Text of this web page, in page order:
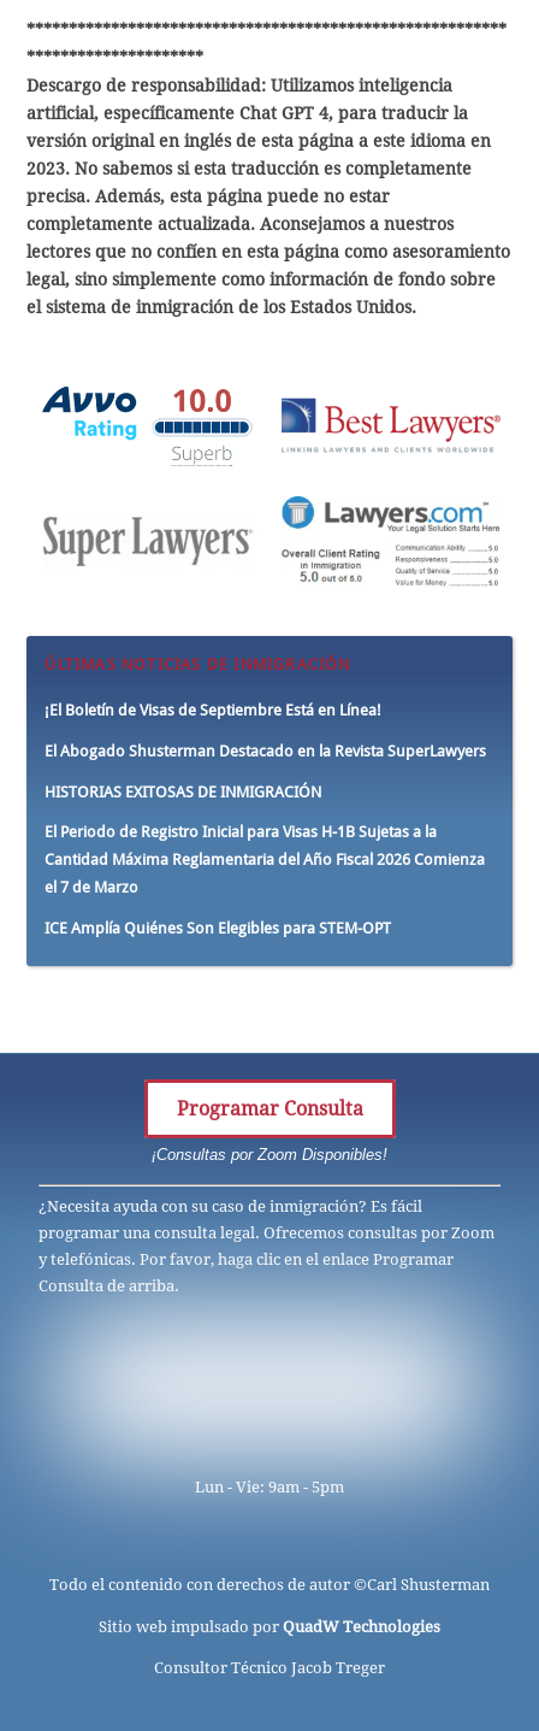
*********************************************************
*********************
Descargo de responsabilidad: Utilizamos inteligencia
artificial, específicamente Chat GPT 4, para traducir la
versión original en inglés de esta página a este idioma en
2023. No sabemos si esta traducción es completamente
precisa. Además, esta página puede no estar
completamente actualizada. Aconsejamos a nuestros
lectores que no confíen en esta página como asesoramiento
legal, sino simplemente como información de fondo sobre
el sistema de inmigración de los Estados Unidos.
ÚLTIMAS NOTICIAS DE INMIGRACIÓN
¡El Boletín de Visas de Septiembre Está en Línea!
El Abogado Shusterman Destacado en la Revista SuperLawyers
HISTORIAS EXITOSAS DE INMIGRACIÓN
El Periodo de Registro Inicial para Visas H-1B Sujetas a la
Cantidad Máxima Reglamentaria del Año Fiscal 2026 Comienza
el 7 de Marzo
ICE Amplía Quiénes Son Elegibles para STEM-OPT
Programar Consulta
¡Consultas por Zoom Disponibles!
¿Necesita ayuda con su caso de inmigración? Es fácil
programar una consulta legal. Ofrecemos consultas por Zoom
y telefónicas. Por favor, haga clic en el enlace Programar
Consulta de arriba.
Lun - Vie: 9am - 5pm
Todo el contenido con derechos de autor ©Carl Shusterman
Sitio web impulsado por QuadW Technologies
Consultor Técnico Jacob Treger